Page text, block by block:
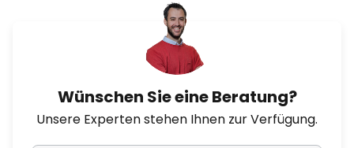
Wünschen Sie eine Beratung?
Unsere Experten stehen Ihnen zur Verfügung.